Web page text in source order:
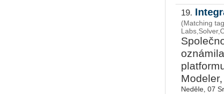
19.
(Matching
Neděle, 07